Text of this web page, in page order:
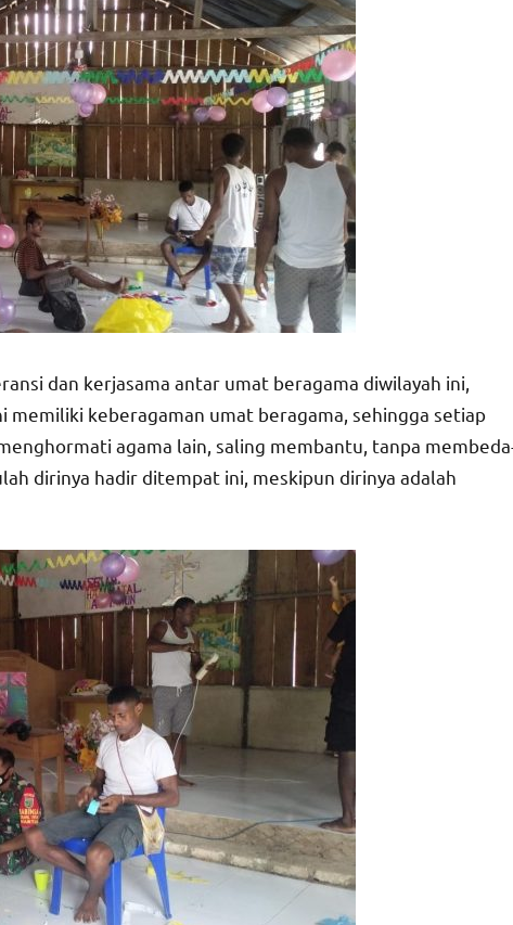
dan kerjasama antar umat beragama diwilayah ini,
memiliki keberagaman umat beragama, sehingga setiap
agama lain, saling membantu, tanpa
dirinya hadir ditempat ini, meskipun dirinya adalah